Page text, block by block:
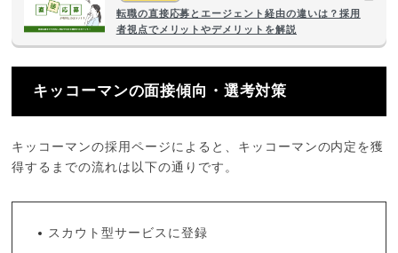
転職の直接応募とエージェント経由の違いは？採用
者視点でメリットやデメリットを解説
キッコーマンの面接傾向・選考対策
キッコーマンの採用ページによると、キッコーマンの内定を獲
得するまでの流れは以下の通りです。
スカウト型サービスに登録